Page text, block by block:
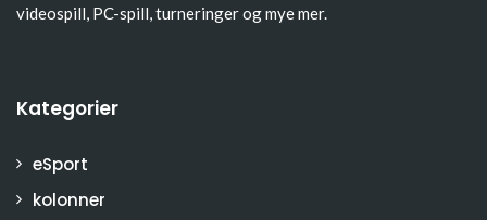
videospill, PC-spill, turneringer og mye mer.
Kategorier
eSport
kolonner